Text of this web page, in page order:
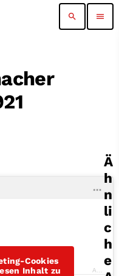
search menu
Antenne Bad Kreuznach
Ä
H
N
Li
C
H
E
Cookies
Inhalt zu